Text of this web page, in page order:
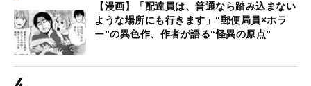
【漫画】「配達員は、普通なら踏み込まない
ような場所にも行きます」“郵便局員×ホラ
ー”の異色作、作者が語る“怪異の原点”